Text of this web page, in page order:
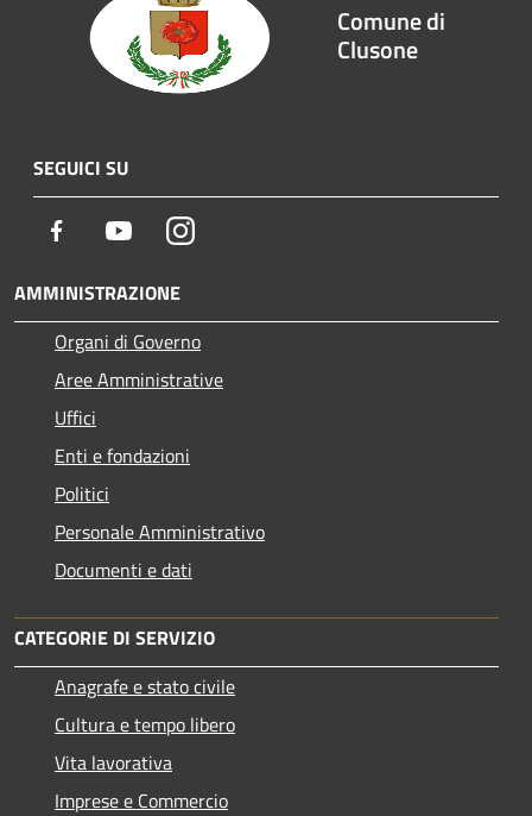
Comune di
Clusone
SEGUICI SU
Facebook YoutubeInstagram
AMMINISTRAZIONE
Organi di Governo
Aree Amministrative
Uffici
Enti e fondazioni
Politici
Personale Amministrativo
Documenti e dati
CATEGORIE DI SERVIZIO
Anagrafe e stato civile
Cultura e tempo libero
Vita lavorativa
Imprese e Commercio